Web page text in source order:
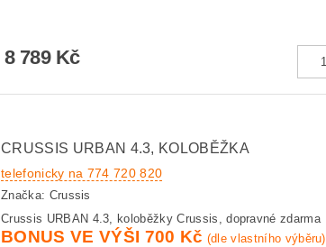
8 789 Kč
CRUSSIS URBAN 4.3, KOLOBĚŽKA
telefonicky na 774 720 820
Značka: Crussis
Crussis URBAN 4.3, koloběžky Crussis, dopravné zdarma
BONUS VE VÝŠI 700 Kč (dle vlastního výběru)